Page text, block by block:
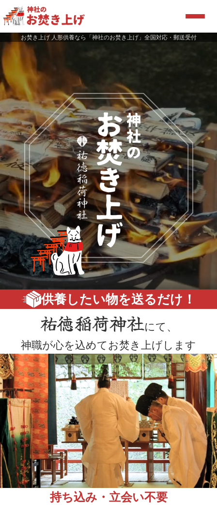
お焚き上げ 人形供養なら「神社のお焚き上げ」全国対応・郵送受付
供養したい物を送るだけ！
祐徳稲荷神社にて、
神職が心を込めてお焚き上げします
持ち込み・立会い不要